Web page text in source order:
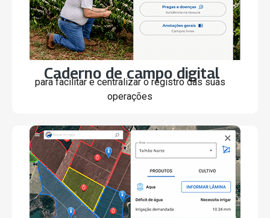
Caderno de campo digital
para facilitar e centralizar o registro das suas
operações